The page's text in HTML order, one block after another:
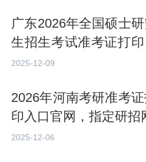
广东2026年全国硕士
生招生考试准考证打印
口
2025-12-09
2026年河南考研准考
印入口官网，指定研招
2025-12-06